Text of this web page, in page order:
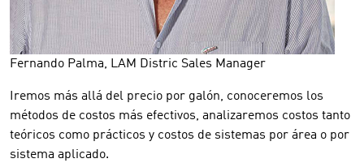
Fernando Palma, LAM Distric Sales Manager
Iremos más allá del precio por galón, conoceremos los
métodos de costos más efectivos, analizaremos costos tanto
teóricos como prácticos y costos de sistemas por área o por
sistema aplicado.